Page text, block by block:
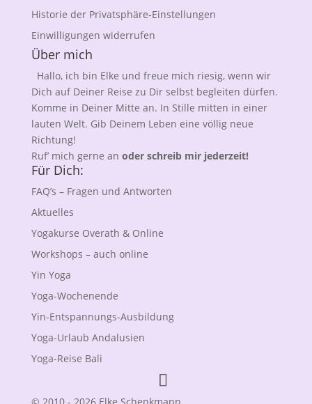
Historie der Privatsphäre-Einstellungen
Einwilligungen widerrufen
Über mich
Hallo, ich bin Elke und freue mich riesig, wenn wir
Dich auf Deiner Reise zu Dir selbst begleiten dürfen.
Komme in Deiner Mitte an. In Stille mitten in einer
lauten Welt. Gib Deinem Leben eine völlig neue
Richtung!
Ruf’ mich gerne an oder schreib mir jederzeit!
Für Dich:
FAQ’s – Fragen und Antworten
Aktuelles
Yogakurse Overath & Online
Workshops – auch online
Yin Yoga
Yoga-Wochenende
Yin-Entspannungs-Ausbildung
Yoga-Urlaub Andalusien
Yoga-Reise Bali